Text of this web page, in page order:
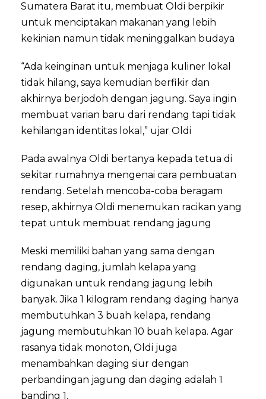
Sumatera Barat itu, membuat Oldi berpikir
untuk menciptakan makanan yang lebih
kekinian namun tidak meninggalkan budaya
“Ada keinginan untuk menjaga kuliner lokal
tidak hilang, saya kemudian berfikir dan
akhirnya berjodoh dengan jagung. Saya ingin
membuat varian baru dari rendang tapi tidak
kehilangan identitas lokal,” ujar Oldi
Pada awalnya Oldi bertanya kepada tetua di
sekitar rumahnya mengenai cara pembuatan
rendang. Setelah mencoba-coba beragam
resep, akhirnya Oldi menemukan racikan yang
tepat untuk membuat rendang jagung
Meski memiliki bahan yang sama dengan
rendang daging, jumlah kelapa yang
digunakan untuk rendang jagung lebih
banyak. Jika 1 kilogram rendang daging hanya
membutuhkan 3 buah kelapa, rendang
jagung membutuhkan 10 buah kelapa. Agar
rasanya tidak monoton, Oldi juga
menambahkan daging siur dengan
perbandingan jagung dan daging adalah 1
banding 1.